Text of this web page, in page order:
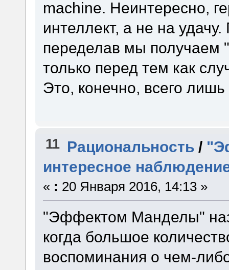
machine. Неинтересно,
интеллект, а не на
переделав мы получаем
только перед тем как
Это, конечно, всего лишь
11 Рациональность /
интересное
« : 20 Января 2016, 14:13 »
"Эффектом Манделы"
когда большое
воспоминания о чем-